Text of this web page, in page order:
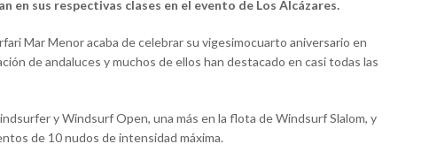
en sus respectivas clases en el evento de Los Alcázares.
Mar Menor acaba de celebrar su vigesimocuarto aniversario en
de andaluces y muchos de ellos han destacado en casi todas las
y Windsurf Open, una más en la flota de Windsurf Slalom, y
de 10 nudos de intensidad máxima.